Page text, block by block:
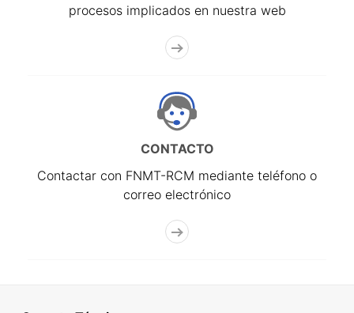
procesos implicados en nuestra web
CONTACTO
Contactar con FNMT-RCM mediante teléfono o
correo electrónico